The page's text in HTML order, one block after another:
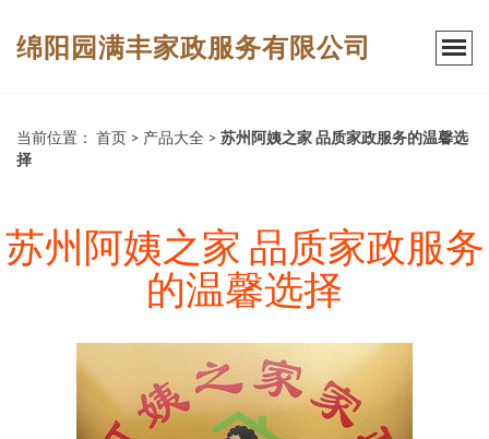
绵阳园满丰家政服务有限公司
当前位置： 首页 > 产品大全 > 苏州阿姨之家 品质家政服务的温馨选
择
苏州阿姨之家 品质家政服务
的温馨选择